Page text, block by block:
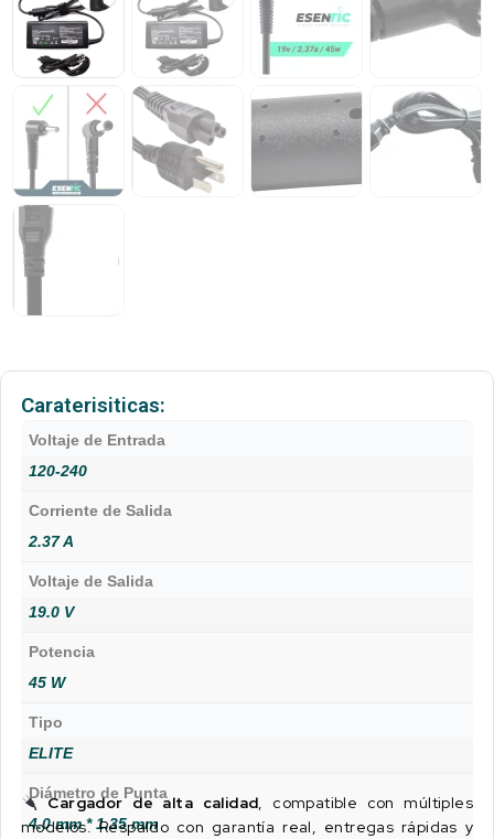
Caraterisiticas:
Voltaje de Entrada
120-240
Corriente de Salida
2.37 A
Voltaje de Salida
19.0 V
Potencia
45 W
Tipo
ELITE
Diámetro de Punta
4.0 mm * 1.35 mm
Cargador de alta calidad, compatible con múltiples
modelos. Respaldo con garantía real, entregas rápidas y